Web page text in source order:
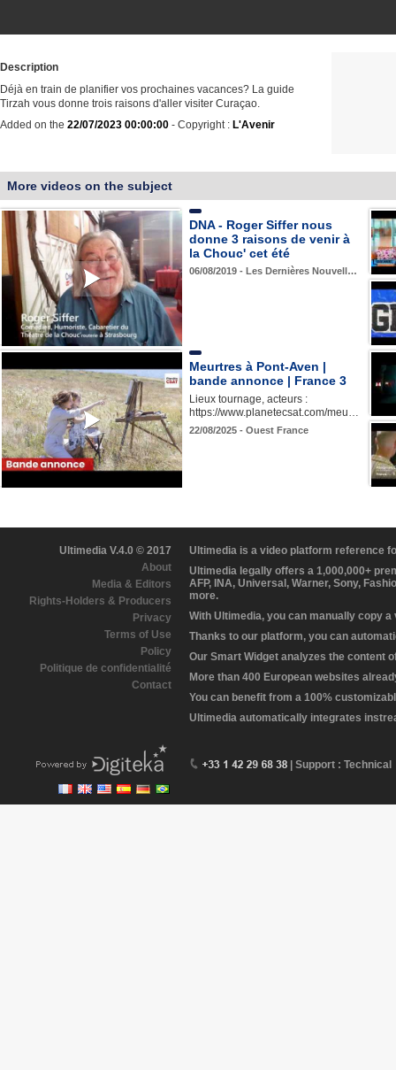
Description
Déjà en train de planifier vos prochaines vacances? La guide
Tirzah vous donne trois raisons d'aller visiter Curaçao.
Added on the 22/07/2023 00:00:00 - Copyright : L'Avenir
More videos on the subject
DNA - Roger Siffer nous
donne 3 raisons de venir à
la Chouc' cet été
06/08/2019 - Les Dernières Nouvell…
Meurtres à Pont-Aven |
bande annonce | France 3
Lieux tournage, acteurs :
https://www.planetecsat.com/meu…
22/08/2025 - Ouest France
Ultimedia V.4.0 © 2017
About
Media & Editors
Rights-Holders & Producers
Privacy
Terms of Use
Policy
Politique de confidentialité
Contact
Ultimedia is a video platform reference
Ultimedia legally offers a 1,000,000+
AFP, INA, Universal, Warner, Sony,
more.
With Ultimedia, you can manually copy
Thanks to our platform, you can
Our Smart Widget analyzes the content
More than 400 European websites
You can benefit from a 100%
Ultimedia automatically integrates
| Support : Technical